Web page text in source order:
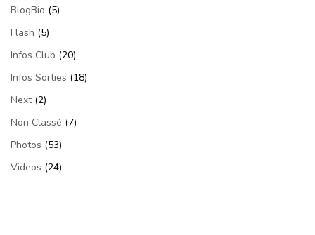
BlogBio (5)
Flash (5)
Infos Club (20)
Infos Sorties (18)
Next(2)
Non Classé (7)
Photos (53)
Videos (24)